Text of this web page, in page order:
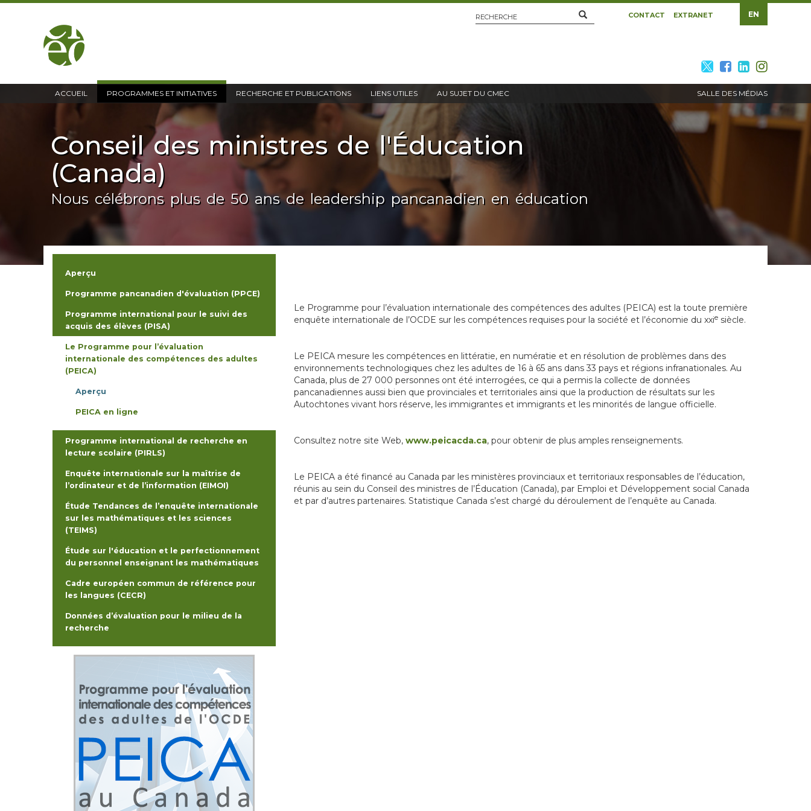
RechercherCONTACT EXTRANET EN
ACCUEIL PROGRAMMES ET INITIATIVES RECHERCHE ET PUBLICATIONS LIENS UTILES AU SUJET DU CMEC SALLE DES MÉDIAS
twitter
facebook
linkedin
Conseil des ministres de l'Éducation
(Canada)
Nous célébrons plus de 50 ans de leadership pancanadien en éducation
Aperçu
Programme pancanadien d'évaluation (PPCE)
Programme international pour le suivi des
acquis des élèves (PISA)
Le Programme pour l’évaluation
internationale des compétences des adultes
(PEICA)
Aperçu
PEICA en ligne
Programme international de recherche en
lecture scolaire (PIRLS)
Enquête internationale sur la maîtrise de
l’ordinateur et de l’information (EIMOI)
Étude Tendances de l’enquête internationale
sur les mathématiques et les sciences
(TEIMS)
Étude sur l'éducation et le perfectionnement
du personnel enseignant les mathématiques
Cadre européen commun de référence pour
les langues (CECR)
Données d’évaluation pour le milieu de la
recherche
Le Programme pour l’évaluation internationale des compétences des adultes (PEICA) est la toute première
enquête internationale de l’OCDE sur les compétences requises pour la société et l’économie du xxie siècle.
Le PEICA mesure les compétences en littératie, en numératie et en résolution de problèmes dans des
environnements technologiques chez les adultes de 16 à 65 ans dans 33 pays et régions infranationales. Au
Canada, plus de 27 000 personnes ont été interrogées, ce qui a permis la collecte de données
pancanadiennes aussi bien que provinciales et territoriales ainsi que la production de résultats sur les
Autochtones vivant hors réserve, les immigrantes et immigrants et les minorités de langue officielle.
Consultez notre site Web, www.peicacda.ca, pour obtenir de plus amples renseignements.
Le PEICA a été financé au Canada par les ministères provinciaux et territoriaux responsables de l’éducation,
réunis au sein du Conseil des ministres de l’Éducation (Canada), par Emploi et Développement social Canada
et par d’autres partenaires. Statistique Canada s’est chargé du déroulement de l’enquête au Canada.